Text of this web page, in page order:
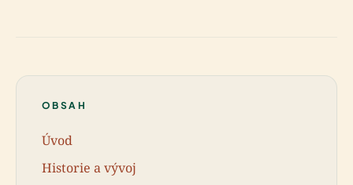
OBSAH
Úvod
Historie a vývoj